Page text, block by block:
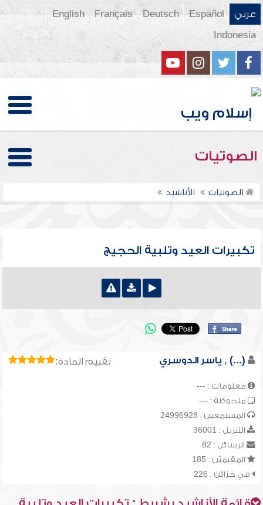
عربي Español
Deutsch
Français
English
Indonesia
الصوتيات
الصوتيات الأناشيد
تكبيرات العيد وتلبية الحجيج
تقييم المادة: (...)
, ياسر الدوسري
معلومات : ---
ملحوظة : ---
المستمعين : 24996928
التنزيل : 36001
الرسائل : 82
المقيميّن : 185
في خزائن : 226